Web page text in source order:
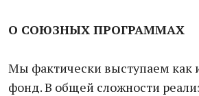
О СОЮЗНЫХ ПРОГРАММАХ
Мы фактически выступаем как
фонд. В общей сложности